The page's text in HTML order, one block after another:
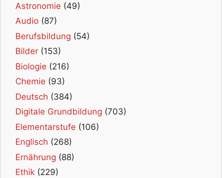
Astronomie (49)
Audio (87)
Berufsbildung (54)
Bilder (153)
Biologie (216)
Chemie (93)
Deutsch (384)
Digitale Grundbildung (703)
Elementarstufe (106)
Englisch (268)
Ernährung (88)
Ethik (229)